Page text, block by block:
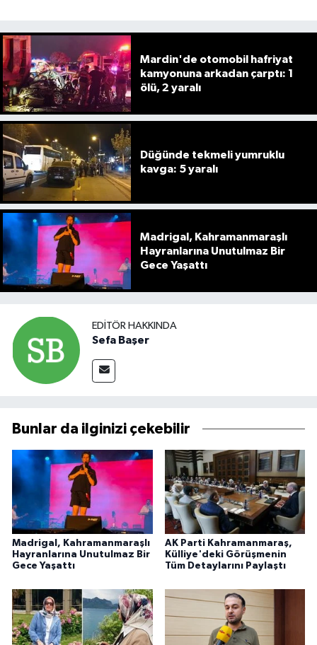
Mardin'de otomobil hafriyat
kamyonuna arkadan çarptı: 1
ölü, 2 yaralı
Düğünde tekmeli yumruklu
kavga: 5 yaralı
Madrigal, Kahramanmaraşlı
Hayranlarına Unutulmaz Bir
Gece Yaşattı
EDITÖR HAKKINDA
Sefa Başer
Bunlar da ilginizi çekebilir
Madrigal, Kahramanmaraşlı
Hayranlarına Unutulmaz Bir
Gece Yaşattı
AK Parti Kahramanmaraş,
Külliye'deki Görüşmenin
Tüm Detaylarını Paylaştı